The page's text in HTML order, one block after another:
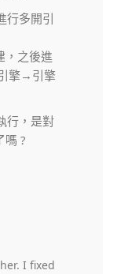
行多開引
，之後進
擎→引擎
行，是對
嗎 ?
I fixed